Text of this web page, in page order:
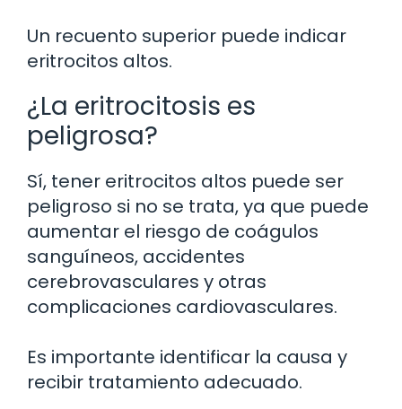
Un recuento superior puede indicar
eritrocitos altos.
¿La eritrocitosis es
peligrosa?
Sí, tener eritrocitos altos puede ser
peligroso si no se trata, ya que puede
aumentar el riesgo de coágulos
sanguíneos, accidentes
cerebrovasculares y otras
complicaciones cardiovasculares.
Es importante identificar la causa y
recibir tratamiento adecuado.